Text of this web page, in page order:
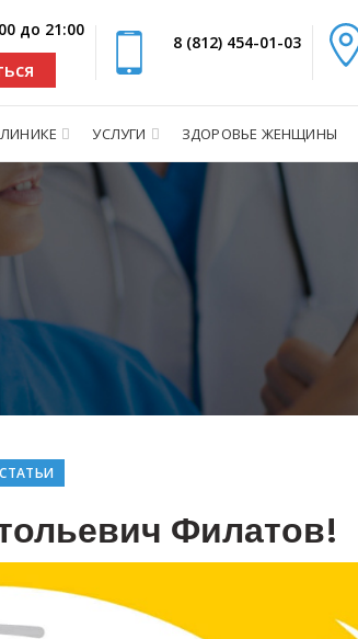
до 21:00
8 (812) 454-01-03
УСЛУГИ ЗДОРОВЬЕ ЖЕНЩИНЫ
СТАТЬИ
Филатов!